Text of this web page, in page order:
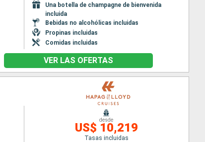
Una botella de champagne de bienvenida
incluida
Bebidas no alcohólicas incluidas
Propinas incluidas
Comidas incluidas
VER LAS OFERTAS
desde
US$ 10,219
Tasas incluidas